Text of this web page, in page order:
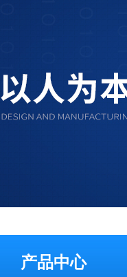
产品中心